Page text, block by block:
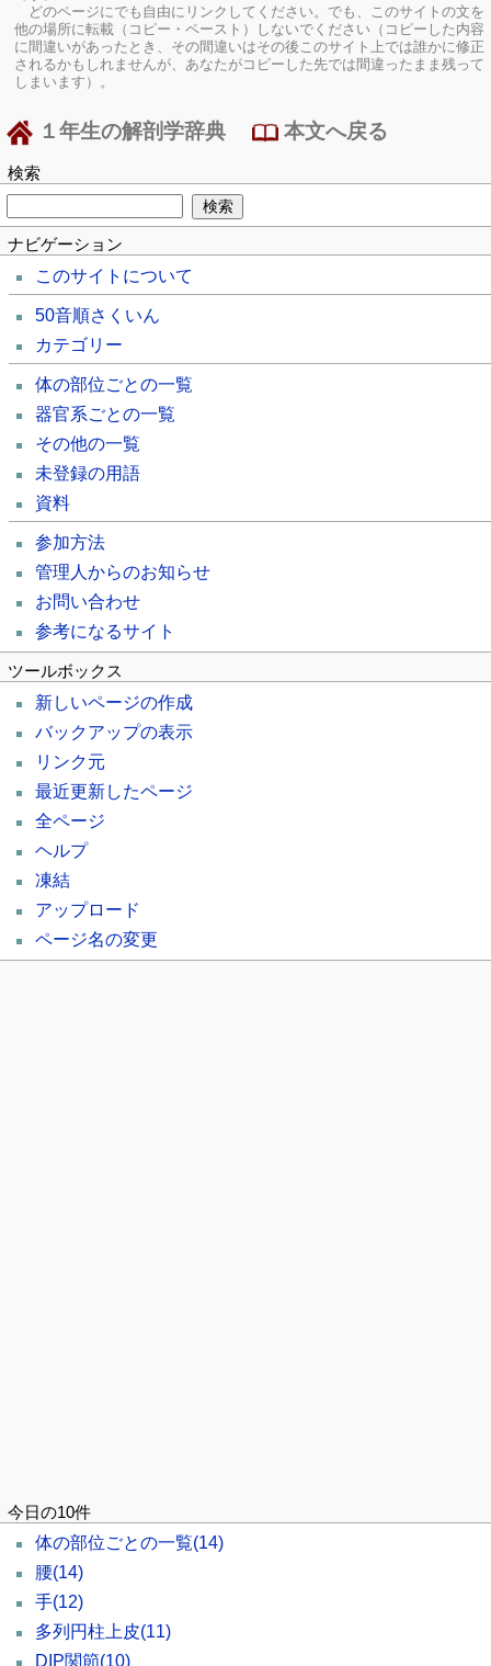
どのページにでも自由にリンクしてください。でも、このサイトの文を
他の場所に転載（コピー・ペースト）しないでください（コピーした内容
に間違いがあったとき、その間違いはその後このサイト上では誰かに修正
されるかもしれませんが、あなたがコピーした先では間違ったまま残って
しまいます）。
１年生の解剖学辞典 本文へ戻る
検索
ナビゲーション
このサイトについて
50音順さくいん
カテゴリー
体の部位ごとの一覧
器官系ごとの一覧
その他の一覧
未登録の用語
資料
参加方法
管理人からのお知らせ
お問い合わせ
参考になるサイト
ツールボックス
新しいページの作成
バックアップの表示
リンク元
最近更新したページ
全ページ
ヘルプ
凍結
アップロード
ページ名の変更
今日の10件
体の部位ごとの一覧(14)
腰(14)
手(12)
多列円柱上皮(11)
DIP関節(10)